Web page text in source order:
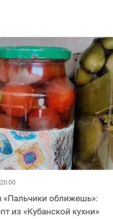
«Пальчики оближешь»:
из «Кубанской кухни»